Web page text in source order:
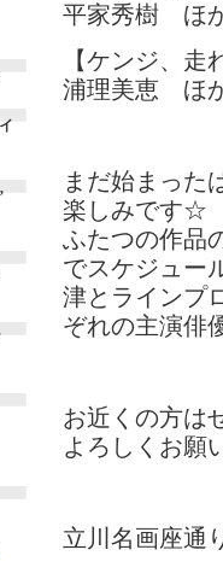
平家秀樹 ほ
【ケンジ、走
浦理美恵 ほ
まだ始まった
楽しみです☆
ふたつの作品
でスケジュー
津とラインプ
ぞれの主演俳
お近くの方は
よろしくお願
立川名画座通